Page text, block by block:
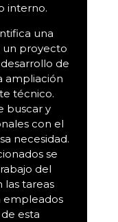
interno.
una
un proyecto
de
ampliación
técnico.
buscar y
con el
necesidad.
se
del
las tareas
empleados
esta